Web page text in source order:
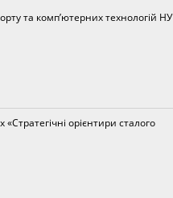
та комп’ютерних технологій НУ
орієнтири сталого